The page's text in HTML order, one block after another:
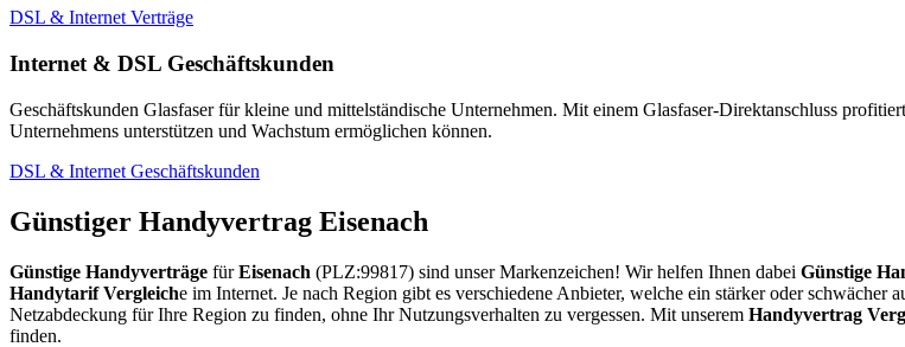
DSL & Internet Verträge
Internet & DSL Geschäftskunden
Geschäftskunden Glasfaser für kleine und mittelständische Unternehmen. Mit einem Glasfaser-Direktanschluss
Unternehmens unterstützen und Wachstum ermöglichen können.
DSL & Internet Geschäftskunden
Günstiger Handyvertrag Eisenach
Günstige Handyverträge fürEisenach (PLZ:99817) sind unser Markenzeichen! Wir helfen Ihnen dabei Günstige
Handytarif Vergleiche im Internet. Je nach Region gibt es verschiedene Anbieter, welche ein stärker oder schwächer
Netzabdeckung für Ihre Region zu finden, ohne Ihr Nutzungsverhalten zu vergessen. Mit unserem Handyvertrag
finden.